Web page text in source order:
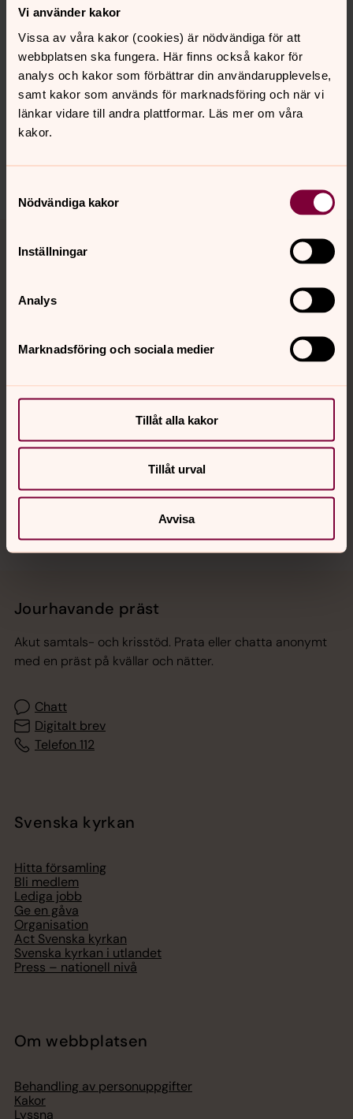
Vi använder kakor
Vissa av våra kakor (cookies) är nödvändiga för att
webbplatsen ska fungera. Här finns också kakor för
analys och kakor som förbättrar din användarupplevelse,
samt kakor som används för marknadsföring och när vi
länkar vidare till andra plattformar. Läs mer om våra
kakor.
Nödvändiga kakor
Inställningar
Analys
Marknadsföring och sociala medier
Tillåt alla kakor
Tillåt urval
Avvisa
Synpunkter eller frågor på sidans
innehåll?
Kontakt
Sociala kanaler
Jourhavande präst
Akut samtals- och krisstöd. Prata eller chatta anonymt
med en präst på kvällar och nätter.
Chatt
Digitalt brev
Telefon 112
Svenska kyrkan
Hitta församling
Bli medlem
Lediga jobb
Ge en gåva
Organisation
Act Svenska kyrkan
Svenska kyrkan i utlandet
Press – nationell nivå
Om webbplatsen
Behandling av personuppgifter
Kakor
Lyssna